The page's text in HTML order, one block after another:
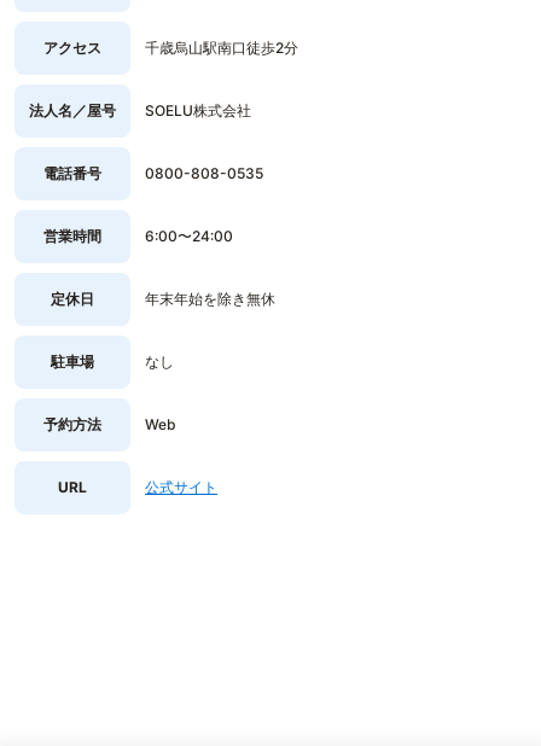
アクセス 千歳烏山駅南口徒歩2分
法人名／屋号 SOELU株式会社
電話番号 0800-808-0535
営業時間 6:00〜24:00
定休日 年末年始を除き無休
駐車場 なし
予約方法 Web
URL 公式サイト